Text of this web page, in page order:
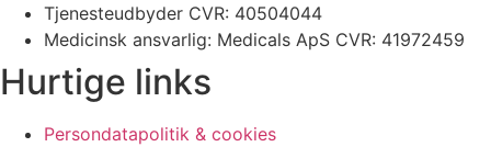
Tjenesteudbyder CVR: 40504044
Medicinsk ansvarlig: Medicals ApS CVR: 41972459
Hurtige links
Persondatapolitik & cookies